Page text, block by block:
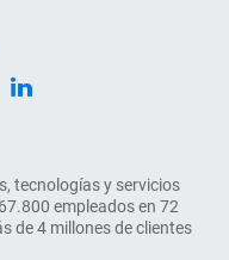
tecnologías y servicios
empleados en 72
de 4 millones de clientes